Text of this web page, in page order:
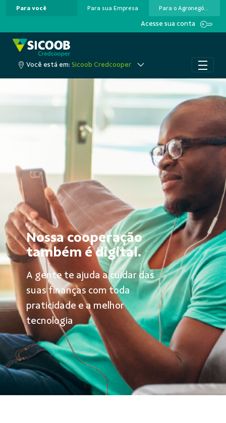
Pular para o Conteúdo principal
Para você Para sua Empresa Para o Agronegócio
Acesse sua conta
Você está em: Sicoob Credcooper
Nossa cooperação
também é digital.
A gente te ajuda a cuidar das
suas finanças com toda
praticidade e a melhor
tecnologia